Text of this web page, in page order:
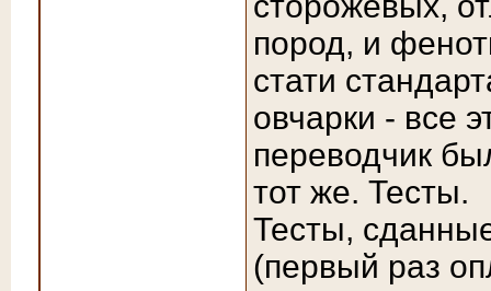
пород, и
стати
овчарки - все
переводчик
тот же. Тесты.
Тесты,
(первый раз